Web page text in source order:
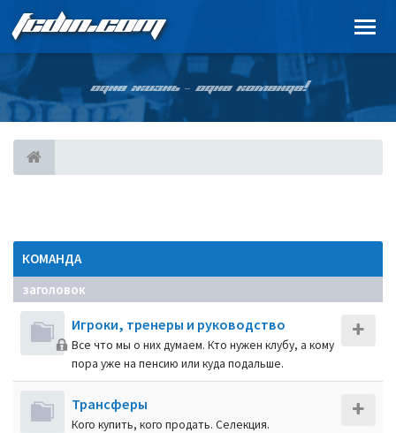
FCDIN.COM
ОДНА ЖИЗНЬ – ОДНА КОМАНДА!
КОМАНДА
заголовок
Игроки, тренеры и руководство
Все что мы о них думаем. Кто нужен клубу, а кому
пора уже на пенсию или куда подальше.
Трансферы
Кого купить, кого продать. Селекция.